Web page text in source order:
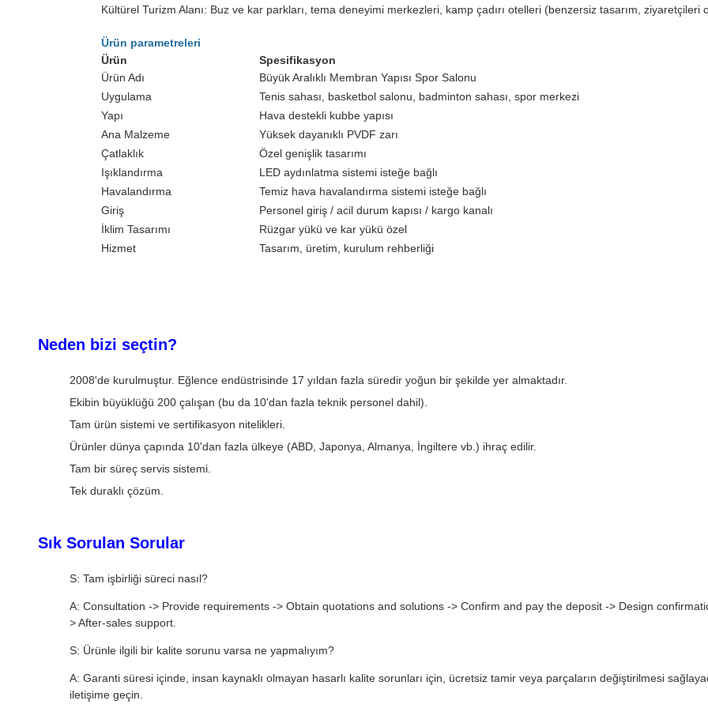
Kültürel Turizm Alanı: Buz ve kar parkları, tema deneyimi merkezleri, kamp çadırı otelleri (benzersiz tasarım, ziyaretçileri
Ürün parametreleri
Ürün
Spesifikasyon
Ürün Adı
Büyük Aralıklı Membran Yapısı Spor Salonu
Uygulama
Tenis sahası, basketbol salonu, badminton sahası, spor merkezi
Yapı
Hava destekli kubbe yapısı
Ana Malzeme
Yüksek dayanıklı PVDF zarı
Çatlaklık
Özel genişlik tasarımı
Işıklandırma
LED aydınlatma sistemi isteğe bağlı
Havalandırma
Temiz hava havalandırma sistemi isteğe bağlı
Giriş
Personel giriş / acil durum kapısı / kargo kanalı
İklim Tasarımı
Rüzgar yükü ve kar yükü özel
Hizmet
Tasarım, üretim, kurulum rehberliği
Neden bizi seçtin?
2008'de kurulmuştur. Eğlence endüstrisinde 17 yıldan fazla süredir yoğun bir şekilde yer almaktadır.
Ekibin büyüklüğü 200 çalışan (bu da 10'dan fazla teknik personel dahil).
Tam ürün sistemi ve sertifikasyon nitelikleri.
Ürünler dünya çapında 10'dan fazla ülkeye (ABD, Japonya, Almanya, İngiltere vb.) ihraç edilir.
Tam bir süreç servis sistemi.
Tek duraklı çözüm.
Sık Sorulan Sorular
S: Tam işbirliği süreci nasıl?
A: Consultation -> Provide requirements -> Obtain quotations and solutions -> Confirm and pay the deposit -> Design
> After-sales support.
S: Ürünle ilgili bir kalite sorunu varsa ne yapmalıyım?
A: Garanti süresi içinde, insan kaynaklı olmayan hasarlı kalite sorunları için, ücretsiz tamir veya parçaların değiştirilmesi
iletişime geçin.